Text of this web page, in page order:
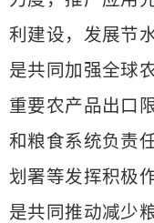
利建设，发展节
是共同加强全球
重要农产品出口
和粮食系统负责
划署等发挥积极
是共同推动减少